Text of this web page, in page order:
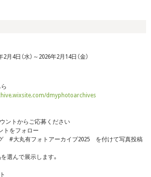
2月4日（水）～2026年2月14日（金）
dmyphotoarchives
ントからご応募ください
トをフォロー
グ #大丸有フォトアーカイブ2025 を付けて写真投稿
選んで展示します。